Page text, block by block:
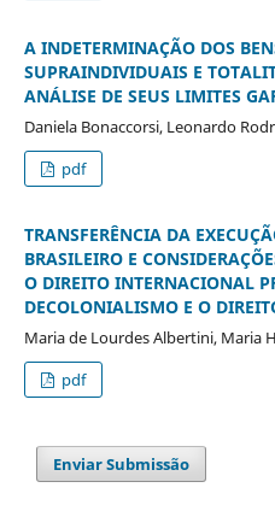
A INDETERMINAÇÃO DOS
SUPRAINDIVIDUAIS E
ANÁLISE DE SEUS LIMITES
Daniela Bonaccorsi, Leonardo
pdf
TRANSFERÊNCIA DA
BRASILEIRO E
O DIREITO INTERNACIONAL
DECOLONIALISMO E O
Maria de Lourdes Albertini, Maria
pdf
Enviar Submissão